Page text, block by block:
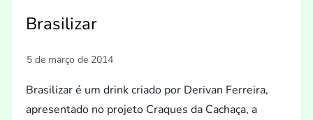
Brasilizar
Brasilizar é um drink criado por Derivan Ferreira,
apresentado no projeto Craques da Cachaça, a